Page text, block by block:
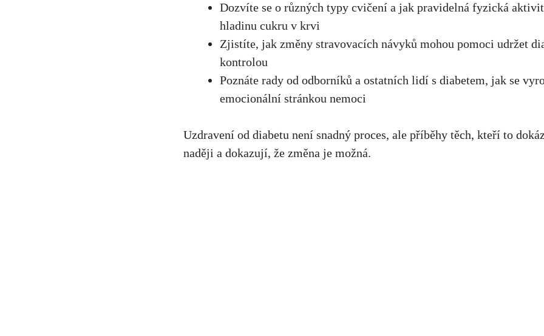
Dozvíte se o různých typy cvičení a jak pravidelná fyzická
hladinu cukru v krvi
Zjistíte, jak změny stravovacích návyků mohou pomoci udržet
kontrolou
Poznáte rady od odborníků a ostatních lidí s diabetem, jak se
emocionální stránkou nemoci
Uzdravení od diabetu není snadný proces, ale příběhy těch, kteří to
naději a dokazují, že změna je možná.